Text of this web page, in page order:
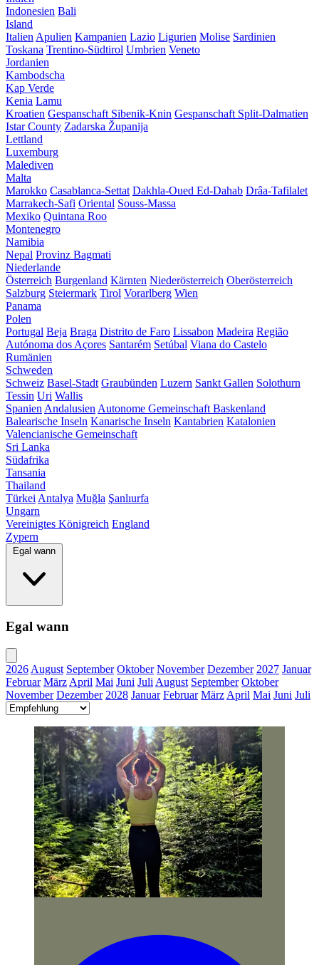
Indonesien Bali
Island
Italien Apulien Kampanien Lazio Ligurien Molise Sardinien
Toskana Trentino-Südtirol Umbrien Veneto
Jordanien
Kambodscha
Kap Verde
Kenia Lamu
Kroatien Gespanschaft Sibenik-Knin Gespanschaft Split-Dalmatien
Istar County Zadarska Županija
Lettland
Luxemburg
Malediven
Malta
Marokko Casablanca-Settat Dakhla-Oued Ed-Dahab Drâa-Tafilalet
Marrakech-Safi Oriental Souss-Massa
Mexiko Quintana Roo
Montenegro
Namibia
Nepal Provinz Bagmati
Niederlande
Österreich Burgenland Kärnten Niederösterreich Oberösterreich
Salzburg Steiermark Tirol Vorarlberg Wien
Panama
Polen
Portugal Beja Braga Distrito de Faro Lissabon Madeira Região
Autónoma dos Açores Santarém Setúbal Viana do Castelo
Rumänien
Schweden
Schweiz Basel-Stadt Graubünden Luzern Sankt Gallen Solothurn
Tessin Uri Wallis
Spanien Andalusien Autonome Gemeinschaft Baskenland
Balearische Inseln Kanarische Inseln Kantabrien Katalonien
Valencianische Gemeinschaft
Sri Lanka
Südafrika
Tansania
Thailand
Türkei Antalya Muğla Şanlıurfa
Ungarn
Vereinigtes Königreich England
Zypern
Egal wann
Egal wann
2026 August September Oktober November Dezember 2027 Januar
Februar März April Mai Juni Juli August September Oktober
November Dezember 2028 Januar Februar März April Mai Juni Juli